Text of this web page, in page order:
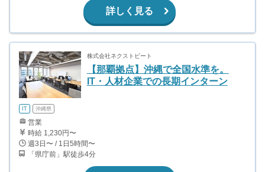
詳しく見る
株式会社ネクストビート
【那覇拠点】沖縄で全国水準を。
IT・人材企業での長期インターン
IT 沖縄県
営業
時給 1,230円〜
週3日〜 / 1日5時間〜
「県庁前」駅徒歩4分